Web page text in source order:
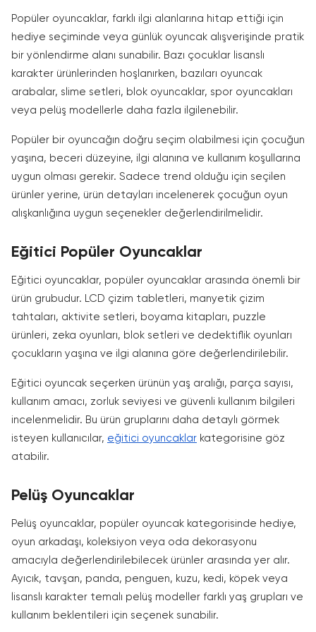
Popüler oyuncaklar, farklı ilgi alanlarına hitap ettiği için
hediye seçiminde veya günlük oyuncak alışverişinde pratik
bir yönlendirme alanı sunabilir. Bazı çocuklar lisanslı
karakter ürünlerinden hoşlanırken, bazıları oyuncak
arabalar, slime setleri, blok oyuncaklar, spor oyuncakları
veya pelüş modellerle daha fazla ilgilenebilir.
Popüler bir oyuncağın doğru seçim olabilmesi için çocuğun
yaşına, beceri düzeyine, ilgi alanına ve kullanım koşullarına
uygun olması gerekir. Sadece trend olduğu için seçilen
ürünler yerine, ürün detayları incelenerek çocuğun oyun
alışkanlığına uygun seçenekler değerlendirilmelidir.
Eğitici Popüler Oyuncaklar
Eğitici oyuncaklar, popüler oyuncaklar arasında önemli bir
ürün grubudur. LCD çizim tabletleri, manyetik çizim
tahtaları, aktivite setleri, boyama kitapları, puzzle
ürünleri, zeka oyunları, blok setleri ve dedektiflik oyunları
çocukların yaşına ve ilgi alanına göre değerlendirilebilir.
Eğitici oyuncak seçerken ürünün yaş aralığı, parça sayısı,
kullanım amacı, zorluk seviyesi ve güvenli kullanım bilgileri
incelenmelidir. Bu ürün gruplarını daha detaylı görmek
isteyen kullanıcılar, eğitici oyuncaklar kategorisine göz
atabilir.
Pelüş Oyuncaklar
Pelüş oyuncaklar, popüler oyuncak kategorisinde hediye,
oyun arkadaşı, koleksiyon veya oda dekorasyonu
amacıyla değerlendirilebilecek ürünler arasında yer alır.
Ayıcık, tavşan, panda, penguen, kuzu, kedi, köpek veya
lisanslı karakter temalı pelüş modeller farklı yaş grupları ve
kullanım beklentileri için seçenek sunabilir.